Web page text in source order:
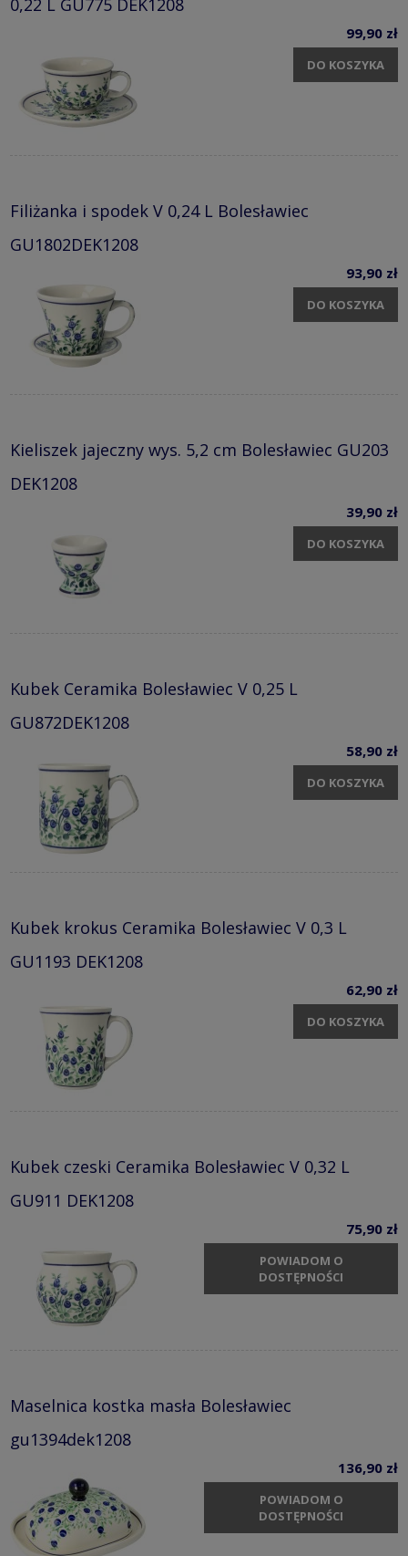
0,22 L GU775 DEK1208
99,90 zł
DO KOSZYKA
Filiżanka i spodek V 0,24 L Bolesławiec
GU1802DEK1208
93,90 zł
DO KOSZYKA
Kieliszek jajeczny wys. 5,2 cm Bolesławiec GU203
DEK1208
39,90 zł
DO KOSZYKA
Kubek Ceramika Bolesławiec V 0,25 L
GU872DEK1208
58,90 zł
DO KOSZYKA
Kubek krokus Ceramika Bolesławiec V 0,3 L
GU1193 DEK1208
62,90 zł
DO KOSZYKA
Kubek czeski Ceramika Bolesławiec V 0,32 L
GU911 DEK1208
75,90 zł
POWIADOM O
DOSTĘPNOŚCI
Maselnica kostka masła Bolesławiec
gu1394dek1208
136,90 zł
POWIADOM O
DOSTĘPNOŚCI